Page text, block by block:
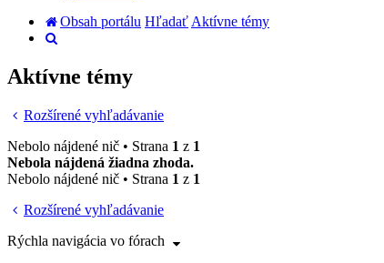
Obsah portálu HľadaťAktívne témy
Aktívne témy
Rozšírené vyhľadávanie
Nebolo nájdené nič • Strana 1 z 1
Nebola nájdená žiadna zhoda.
Nebolo nájdené nič • Strana 1 z 1
Rozšírené vyhľadávanie
Rýchla navigácia vo fórach